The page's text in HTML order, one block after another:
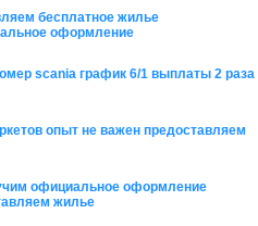
бесплатное жилье
оформление
scania график 6/1 выплаты 2 раза
опыт не важен предоставляем
официальное оформление
жилье